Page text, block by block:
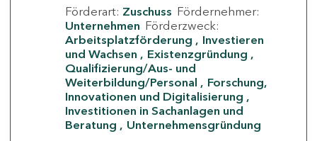
Förderart: Zuschuss Fördernehmer:
Unternehmen Förderzweck:
Arbeitsplatzförderung
Investieren
und Wachsen
Existenzgründung
Qualifizierung/Aus- und
Weiterbildung/Personal
Forschung,
Innovationen und Digitalisierung
Investitionen in Sachanlagen und
Beratung
Unternehmensgründung